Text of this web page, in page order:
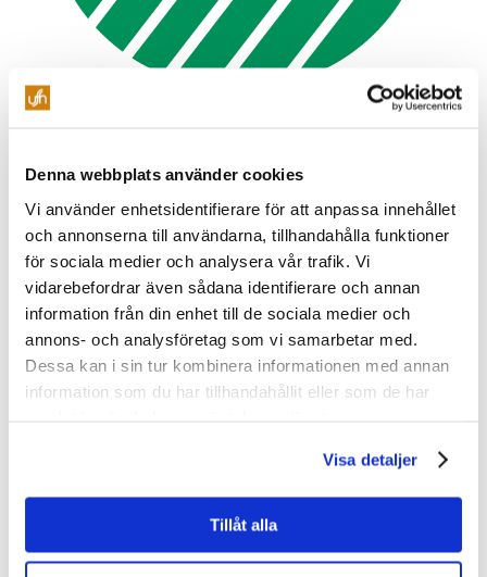
Denna webbplats använder cookies
Vi använder enhetsidentifierare för att anpassa innehållet
och annonserna till användarna, tillhandahålla funktioner
för sociala medier och analysera vår trafik. Vi
vidarebefordrar även sådana identifierare och annan
information från din enhet till de sociala medier och
annons- och analysföretag som vi samarbetar med.
Dessa kan i sin tur kombinera informationen med annan
information som du har tillhandahållit eller som de har
Visa detaljer
Tillåt alla